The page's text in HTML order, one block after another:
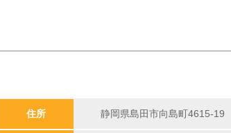
住所 静岡県島田市向島町4615-19